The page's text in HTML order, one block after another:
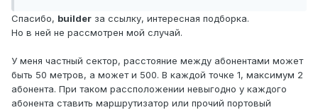
Спасибо, builder за ссылку, интересная подборка.
Но в ней не рассмотрен мой случай.
У меня частный сектор, расстояние между абонентами может
быть 50 метров, а может и 500. В каждой точке 1, максимум 2
абонента. При таком рассположении невыгодно у каждого
абонента ставить маршрутизатор или прочий портовый